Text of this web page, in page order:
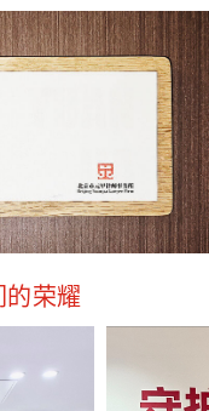
荣耀